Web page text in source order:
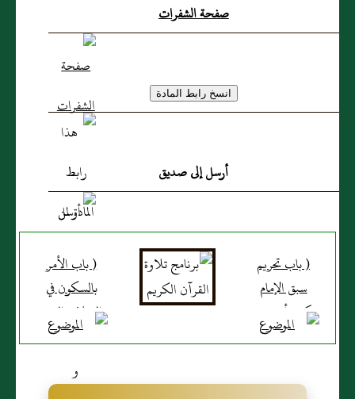
صفحة الشفرات
أرسل إلى صديق
( باب تحريم
سبق الإمام
بركوع أو سجود
ونحوهما )
( باب الأمر
بالسكون في
الصلاة والنهي
عن الإشارة